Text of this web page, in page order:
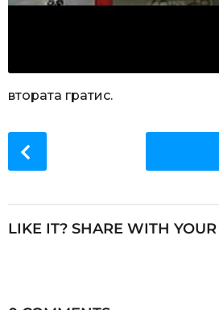
втората гратис.
o
P
LIKE IT? SHARE WITH